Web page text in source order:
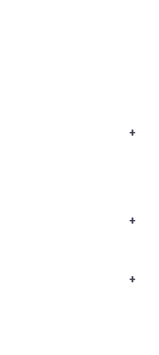
+
+
+